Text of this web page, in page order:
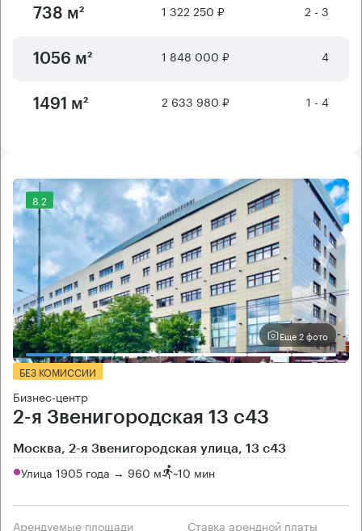
738 м² 1 322 250 ₽ 2 - 3
1056 м² 1 848 000 ₽ 4
1491 м² 2 633 980 ₽ 1 - 4
8.2
Еще 2 фото
БЕЗ КОМИССИИ
Бизнес-центр
2-я Звенигородская 13 с43
Москва, 2-я Звенигородская улица, 13 с43
Улица 1905 года → 960 м ~10 мин
Арендуемые площади Ставка арендной платы